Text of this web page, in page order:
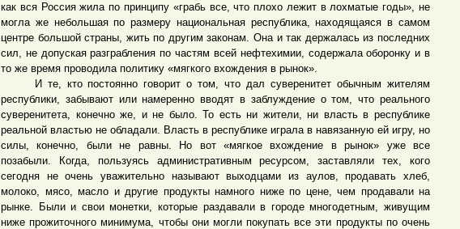
как вся Россия жила по принципу «грабь все, что плохо лежит в лохматые годы», не
могла же небольшая по размеру национальная республика, находящаяся в самом
центре большой страны, жить по другим законам. Она и так держалась из последних
сил, не допуская разграбления по частям всей нефтехимии, содержала оборонку и в
то же время проводила политику «мягкого вхождения в рынок».
И те, кто постоянно говорит о том, что дал суверенитет обычным жителям
республики, забывают или намеренно вводят в заблуждение о том, что реального
суверенитета, конечно же, и не было. То есть ни жители, ни власть в республике
реальной властью не обладали. Власть в республике играла в навязанную ей игру, но
силы, конечно, были не равны. Но вот «мягкое вхождение в рынок» уже все
позабыли. Когда, пользуясь административным ресурсом, заставляли тех, кого
сегодня не очень уважительно называют выходцами из аулов, продавать хлеб,
молоко, мясо, масло и другие продукты намного ниже по цене, чем продавали на
рынке. Были и свои монетки, которые раздавали в городе многодетным, живущим
ниже прожиточного минимума, чтобы они могли покупать все эти продукты по очень